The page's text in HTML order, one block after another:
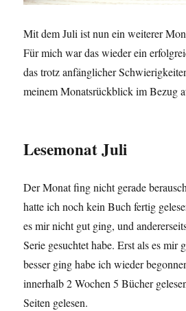
Mit dem Juli ist nun ein weiterer
Für mich war das wieder ein
das trotz anfänglicher
meinem Monatsrückblick im Bezug
Lesemonat Juli
Der Monat fing nicht gerade
hatte ich noch kein Buch fertig
es mir nicht gut ging, und
Serie gesuchtet habe. Erst als es mir
besser ging habe ich wieder
innerhalb 2 Wochen 5 Bücher
Seiten gelesen.